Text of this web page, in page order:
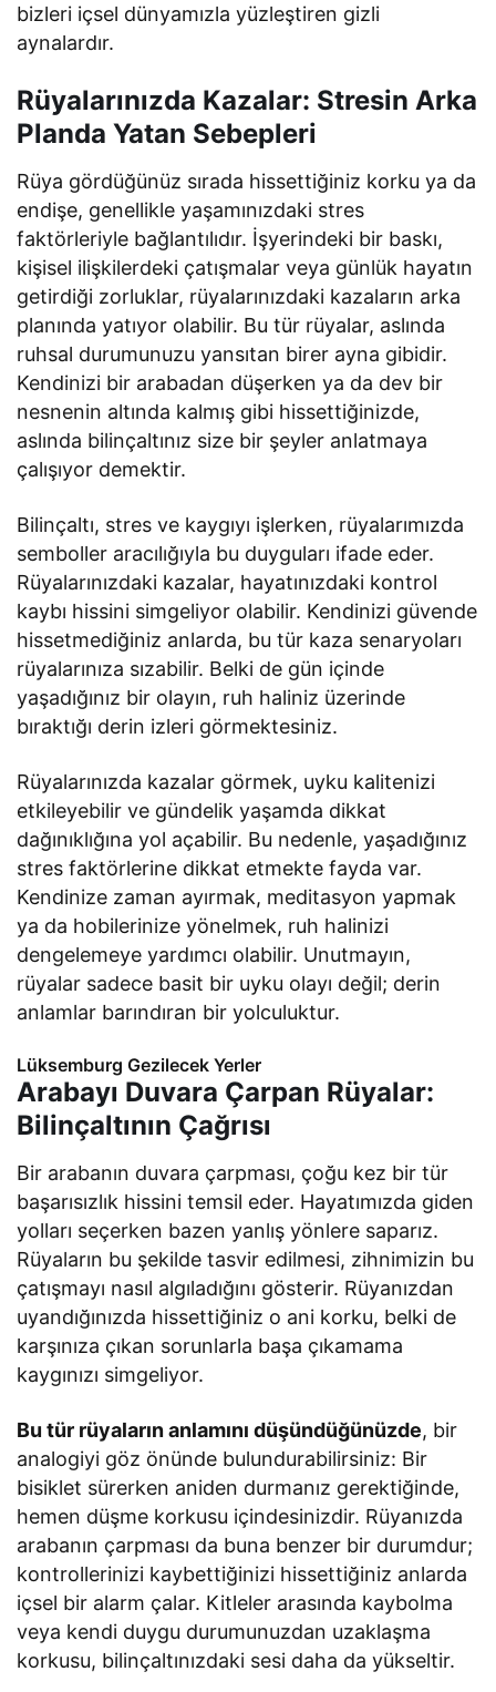
bizleri içsel dünyamızla yüzleştiren gizli
aynalardır.
Rüyalarınızda Kazalar: Stresin Arka
Planda Yatan Sebepleri
Rüya gördüğünüz sırada hissettiğiniz korku ya da
endişe, genellikle yaşamınızdaki stres
faktörleriyle bağlantılıdır. İşyerindeki bir baskı,
kişisel ilişkilerdeki çatışmalar veya günlük hayatın
getirdiği zorluklar, rüyalarınızdaki kazaların arka
planında yatıyor olabilir. Bu tür rüyalar, aslında
ruhsal durumunuzu yansıtan birer ayna gibidir.
Kendinizi bir arabadan düşerken ya da dev bir
nesnenin altında kalmış gibi hissettiğinizde,
aslında bilinçaltınız size bir şeyler anlatmaya
çalışıyor demektir.
Bilinçaltı, stres ve kaygıyı işlerken, rüyalarımızda
semboller aracılığıyla bu duyguları ifade eder.
Rüyalarınızdaki kazalar, hayatınızdaki kontrol
kaybı hissini simgeliyor olabilir. Kendinizi güvende
hissetmediğiniz anlarda, bu tür kaza senaryoları
rüyalarınıza sızabilir. Belki de gün içinde
yaşadığınız bir olayın, ruh haliniz üzerinde
bıraktığı derin izleri görmektesiniz.
Rüyalarınızda kazalar görmek, uyku kalitenizi
etkileyebilir ve gündelik yaşamda dikkat
dağınıklığına yol açabilir. Bu nedenle, yaşadığınız
stres faktörlerine dikkat etmekte fayda var.
Kendinize zaman ayırmak, meditasyon yapmak
ya da hobilerinize yönelmek, ruh halinizi
dengelemeye yardımcı olabilir. Unutmayın,
rüyalar sadece basit bir uyku olayı değil; derin
anlamlar barındıran bir yolculuktur.
Lüksemburg Gezilecek Yerler
Arabayı Duvara Çarpan Rüyalar:
Bilinçaltının Çağrısı
Bir arabanın duvara çarpması, çoğu kez bir tür
başarısızlık hissini temsil eder. Hayatımızda giden
yolları seçerken bazen yanlış yönlere saparız.
Rüyaların bu şekilde tasvir edilmesi, zihnimizin bu
çatışmayı nasıl algıladığını gösterir. Rüyanızdan
uyandığınızda hissettiğiniz o ani korku, belki de
karşınıza çıkan sorunlarla başa çıkamama
kaygınızı simgeliyor.
Bu tür rüyaların anlamını düşündüğünüzde, bir
analogiyi göz önünde bulundurabilirsiniz: Bir
bisiklet sürerken aniden durmanız gerektiğinde,
hemen düşme korkusu içindesinizdir. Rüyanızda
arabanın çarpması da buna benzer bir durumdur;
kontrollerinizi kaybettiğinizi hissettiğiniz anlarda
içsel bir alarm çalar. Kitleler arasında kaybolma
veya kendi duygu durumunuzdan uzaklaşma
korkusu, bilinçaltınızdaki sesi daha da yükseltir.